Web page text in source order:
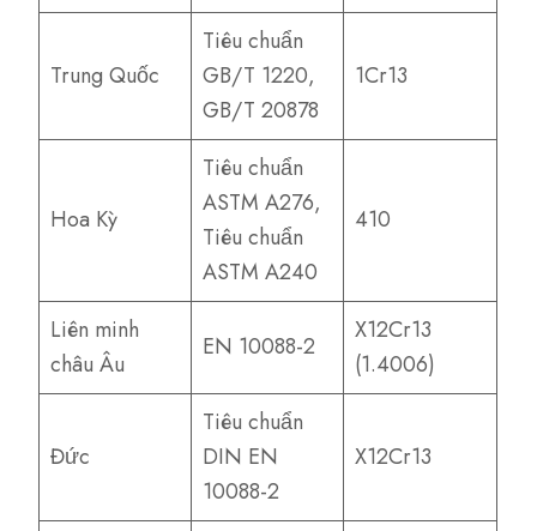
Trung Quốc
Tiêu chuẩn
GB/T 1220,
GB/T 20878
1Cr13
Hoa Kỳ
Tiêu chuẩn
ASTM A276,
Tiêu chuẩn
ASTM A240
410
Liên minh
châu Âu
EN 10088-2
X12Cr13
(1.4006)
Đức
Tiêu chuẩn
DIN EN
10088-2
X12Cr13